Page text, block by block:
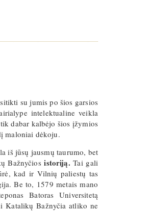
su jumis po šios garsios
intelektualine veikla
dabar kalbėjo šios įžymios
maloniai dėkoju.
iš jūsų jausmų taurumo, bet
Bažnyčiosistoriją. Tai gali
kad ir Vilnių paliestų tas
Be to, 1579 metais mano
Batoras Universitetą
Katalikų Bažnyčia atliko ne